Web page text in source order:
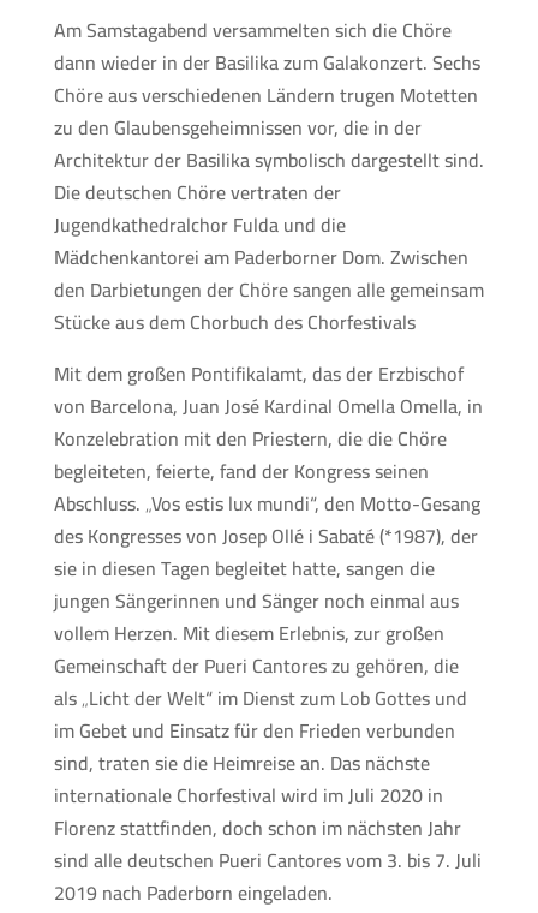
Am Samstagabend versammelten sich die Chöre
dann wieder in der Basilika zum Galakonzert. Sechs
Chöre aus verschiedenen Ländern trugen Motetten
zu den Glaubensgeheimnissen vor, die in der
Architektur der Basilika symbolisch dargestellt sind.
Die deutschen Chöre vertraten der
Jugendkathedralchor Fulda und die
Mädchenkantorei am Paderborner Dom. Zwischen
den Darbietungen der Chöre sangen alle gemeinsam
Stücke aus dem Chorbuch des Chorfestivals
Mit dem großen Pontifikalamt, das der Erzbischof
von Barcelona, Juan José Kardinal Omella Omella, in
Konzelebration mit den Priestern, die die Chöre
begleiteten, feierte, fand der Kongress seinen
Abschluss. „Vos estis lux mundi“, den Motto-Gesang
des Kongresses von Josep Ollé i Sabaté (*1987), der
sie in diesen Tagen begleitet hatte, sangen die
jungen Sängerinnen und Sänger noch einmal aus
vollem Herzen. Mit diesem Erlebnis, zur großen
Gemeinschaft der Pueri Cantores zu gehören, die
als „Licht der Welt“ im Dienst zum Lob Gottes und
im Gebet und Einsatz für den Frieden verbunden
sind, traten sie die Heimreise an. Das nächste
internationale Chorfestival wird im Juli 2020 in
Florenz stattfinden, doch schon im nächsten Jahr
sind alle deutschen Pueri Cantores vom 3. bis 7. Juli
2019 nach Paderborn eingeladen.